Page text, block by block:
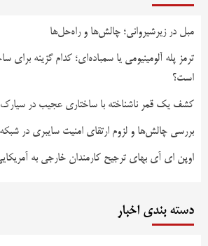
مبل در زیرشیروانی؛ چالش‌ها و راه‌حل‌ها
ترمز پله آلومینیومی یا سمباده‌ای؛ کدام گزینه برای
است؟
کشف یک قمر ناشناخته با ساختاری عجیب در سیارک
بررسی چالش‌ها و لزوم ارتقای امنیت سایبری در
اوپن ای آی بهای ترجیح کارمندان خارجی به
دسته بندی اخبار